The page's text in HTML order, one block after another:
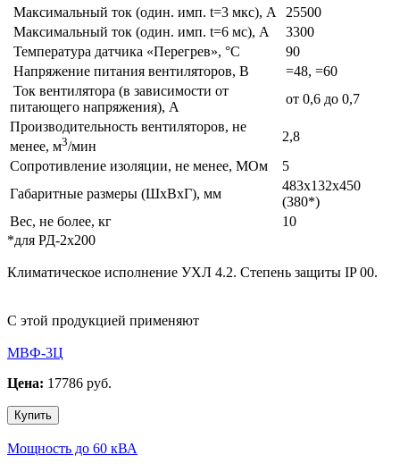
Максимальный ток (один. имп. t=3 мкс), А
25500
Максимальный ток (один. имп. t=6 мс), А
3300
Температура датчика «Перегрев», °С
90
Напряжение питания вентиляторов, В
=48, =60
Ток вентилятора (в зависимости от
питающего напряжения), А
от 0,6 до 0,7
Производительность вентиляторов, не
менее, м3/мин
2,8
Сопротивление изоляции, не менее, МОм
5
Габаритные размеры (ШхВхГ), мм
483х132х450
(380*)
Вес, не более, кг
10
*для РД-2х200
Климатическое исполнение УХЛ 4.2. Степень защиты IP 00.
С этой продукцией применяют
МВФ-3Ц
Цена: 17786 руб.
Купить
Мощность до 60 кВА